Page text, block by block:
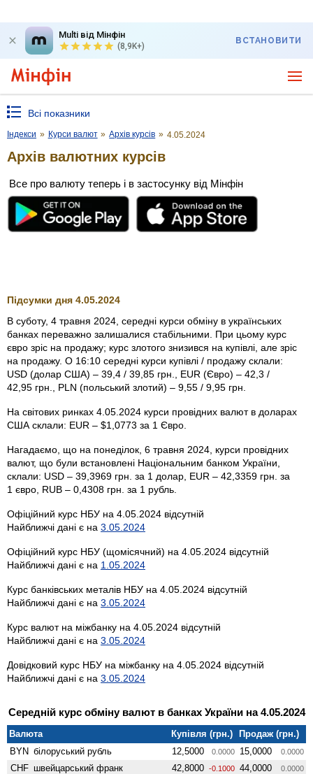
Multi від Мінфін
(8,9K+)
ВСТАНОВИТИ
Всі показники
Індекси » Курси валют » Архів курсів » 4.05.2024
Архів валютних курсів
Все про валюту теперь і в застосунку від Мінфін
Підсумки дня 4.05.2024
В суботу, 4 травня 2024, середні курси обміну в українських
банках переважно залишалися стабільними. При цьому курс
євро зріс на продажу; курс злотого знизився на купівлі, але зріс
на продажу. О 16:10 середні курси купівлі / продажу склали:
USD (долар США) – 39,4 / 39,85 грн., EUR (Євро) – 42,3 /
42,95 грн., PLN (польський злотий) – 9,55 / 9,95 грн.
На світових ринках 4.05.2024 курси провідних валют в доларах
США склали: EUR – $1,0773 за 1 Євро.
Нагадаємо, що на понеділок, 6 травня 2024, курси провідних
валют, що були встановлені Національним банком України,
склали: USD – 39,3969 грн. за 1 долар, EUR – 42,3359 грн. за
1 євро, RUB – 0,4308 грн. за 1 рубль.
Офіційний курс НБУ на 4.05.2024 відсутній
Найближчі дані є на 3.05.2024
Офіційний курс НБУ (щомісячний) на 4.05.2024 відсутній
Найближчі дані є на 1.05.2024
Курс банківських металів НБУ на 4.05.2024 відсутній
Найближчі дані є на 3.05.2024
Курс валют на міжбанку на 4.05.2024 відсутній
Найближчі дані є на 3.05.2024
Довідковий курс НБУ на міжбанку на 4.05.2024 відсутній
Найближчі дані є на 3.05.2024
Середній курс обміну валют в банках України на 4.05.2024
Валюта Купівля (грн.)
Продаж (грн.)
BYN білоруський рубль 12,5000 0.0000 15,0000 0.0000
CHF швейцарський франк 42,8000 -0.1000 44,0000 0.0000